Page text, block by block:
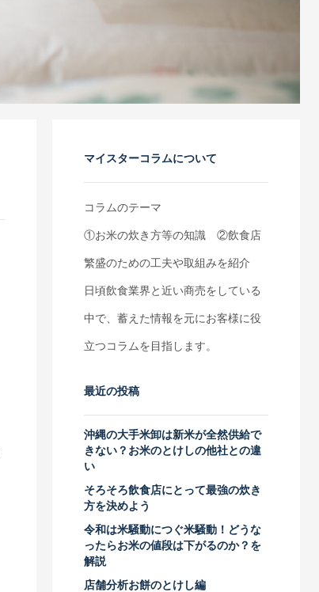
マイスターコラムについて
コラムのテーマ
①お米の炊き方等の知識 ②飲食店
繁盛のための工夫や取組みを紹介
日頃飲食業界と近い商売をしている
中で、蓄えた情報を元にお客様に役
立つコラムを目指します。
最近の投稿
沖縄の大手米卸は新米が全然供給で
きない？お米のとけしの他社との違
い
そろそろ飲食店にとって最強の炊き
方を決めよう
令和は米騒動につぐ米騒動！どうな
ったらお米の値段は下がるのか？を
解説
店舗分析お餅のとけし編